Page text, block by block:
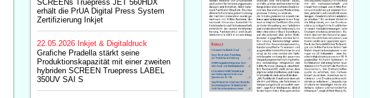
SCREENs Truepress JET 560HDX
erhält die PrUA Digital Press System
Zertifizierung Inkjet
22.05.2026 Inkjet & Digitaldruck
Grafiche Pradella stärkt seine
Produktionskapazität mit einer zweiten
hybriden SCREEN Truepress LABEL
350UV SAI S